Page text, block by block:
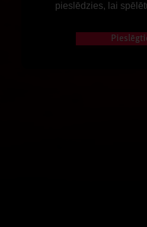
pieslēdzies, lai